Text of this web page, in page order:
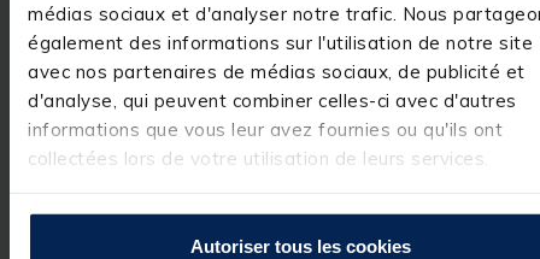
médias sociaux et d'analyser notre trafic. Nous
également des informations sur l'utilisation de notre site
avec nos partenaires de médias sociaux, de publicité et
d'analyse, qui peuvent combiner celles-ci avec d'autres
informations que vous leur avez fournies ou qu'ils ont
collectées lors de votre utilisation de leurs services.
Autoriser tous les cookies
5 étoiles
0
4étoiles
1
3étoiles
0
2étoiles
0
1étoile 0
Réponse de
pacificpeche.com
Bonjour, Merci
beaucoup de
votre note et
votre
commentaire.
L’équipe Pacific